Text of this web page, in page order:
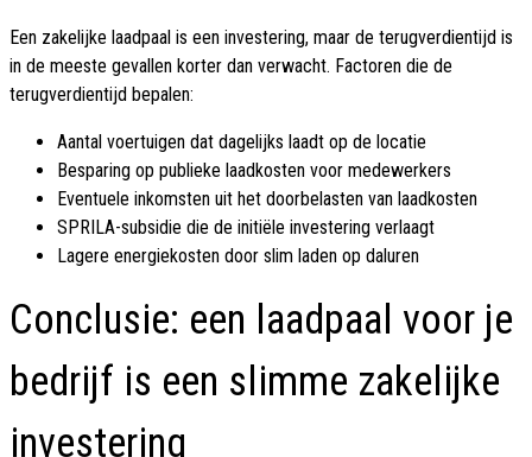
Een zakelijke laadpaal is een investering, maar de terugverdientijd is
in de meeste gevallen korter dan verwacht. Factoren die de
terugverdientijd bepalen:
Aantal voertuigen dat dagelijks laadt op de locatie
Besparing op publieke laadkosten voor medewerkers
Eventuele inkomsten uit het doorbelasten van laadkosten
SPRILA-subsidie die de initiële investering verlaagt
Lagere energiekosten door slim laden op daluren
Conclusie: een laadpaal voor je
bedrijf is een slimme zakelijke
investering